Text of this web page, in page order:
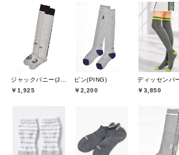
￥1,925
ピン(PING)
￥2,200
￥3,850